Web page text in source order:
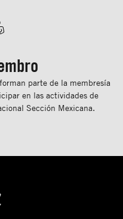
parte de la membresía
en las actividades de
Sección Mexicana.